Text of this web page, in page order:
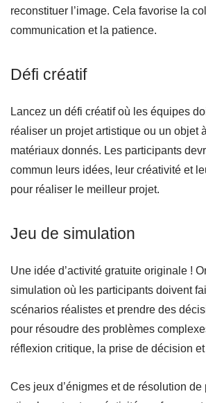
reconstituer l’image. Cela favorise la
communication et la patience.
Défi créatif
Lancez un défi créatif où les équipes
réaliser un projet artistique ou un objet
matériaux donnés. Les participants
commun leurs idées, leur créativité et
pour réaliser le meilleur projet.
Jeu de simulation
Une idée d’activité gratuite originale !
simulation où les participants doivent
scénarios réalistes et prendre des
pour résoudre des problèmes
réflexion critique, la prise de décision
Ces jeux d’énigmes et de résolution de